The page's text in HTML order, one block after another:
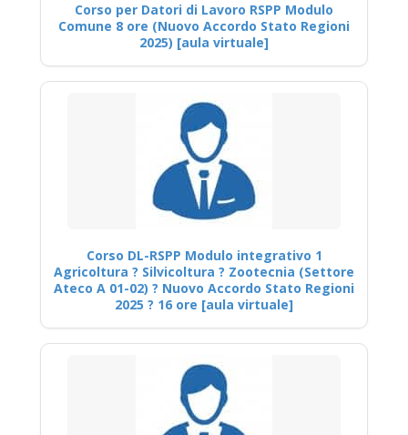
Corso per Datori di Lavoro RSPP Modulo
Comune 8 ore (Nuovo Accordo Stato Regioni
2025) [aula virtuale]
Corso DL-RSPP Modulo integrativo 1
Agricoltura ? Silvicoltura ? Zootecnia (Settore
Ateco A 01-02) ? Nuovo Accordo Stato Regioni
2025 ? 16 ore [aula virtuale]